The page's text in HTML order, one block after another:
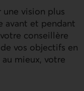
une vision plus
avant et pendant
conseillère
vos objectifs en
mieux, votre